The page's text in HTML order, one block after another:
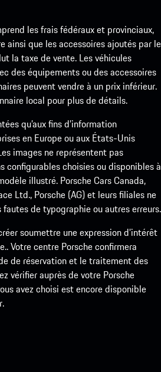
les frais fédéraux et provinciaux,
ainsi que les accessoires ajoutés par le
la taxe de vente. Les véhicules
des équipements ou des accessoires
peuvent vendre à un prix inférieur.
local pour plus de détails.
qu’aux fins d’information
en Europe ou aux États-Unis
images ne représentent pas
configurables choisies ou disponibles à
illustré. Porsche Cars Canada,
Ltd., Porsche (AG) et leurs filiales ne
de typographie ou autres erreurs.
soumettre une expression d’intérêt
Votre centre Porsche confirmera
de réservation et le traitement des
vérifier auprès de votre Porsche
avez choisi est encore disponible